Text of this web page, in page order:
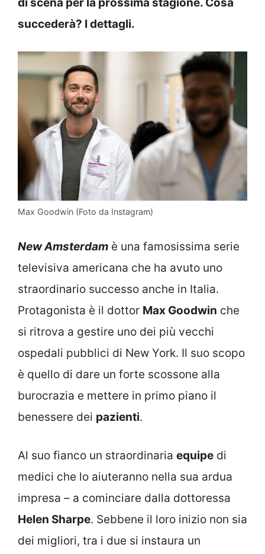
succederà? I dettagli.
Max Goodwin (Foto da Instagram)
New Amsterdam è una famosissima serie
televisiva americana che ha avuto uno
straordinario successo anche in Italia.
Protagonista è il dottor Max Goodwin che
si ritrova a gestire uno dei più vecchi
ospedali pubblici di New York. Il suo scopo
è quello di dare un forte scossone alla
burocrazia e mettere in primo piano il
benessere dei pazienti.
Al suo fianco un straordinaria equipe di
medici che lo aiuteranno nella sua ardua
impresa – a cominciare dalla dottoressa
Helen Sharpe. Sebbene il loro inizio non sia
dei migliori, tra i due si instaura un